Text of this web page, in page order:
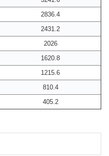
2836.4
2431.2
2026
1620.8
1215.6
810.4
405.2